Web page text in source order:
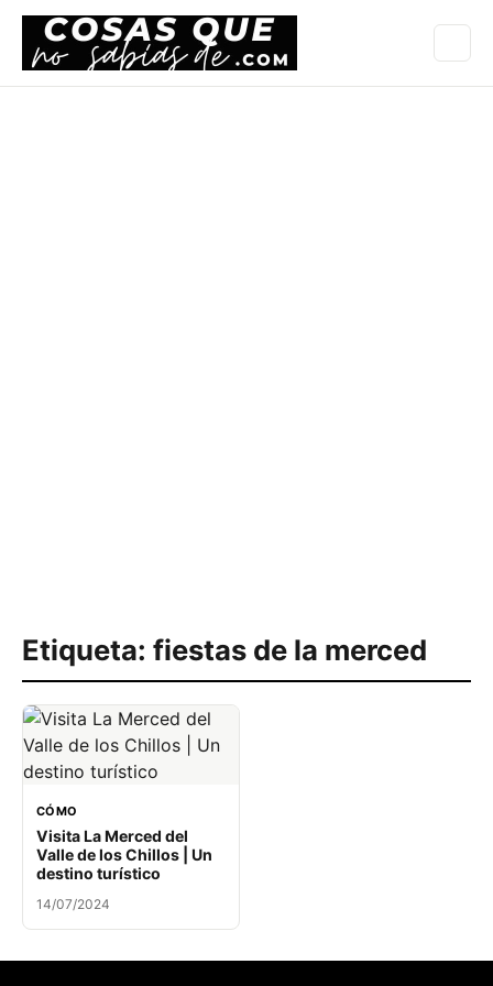
Etiqueta: fiestas de la merced
CÓMO
Visita La Merced del
Valle de los Chillos | Un
destino turístico
14/07/2024